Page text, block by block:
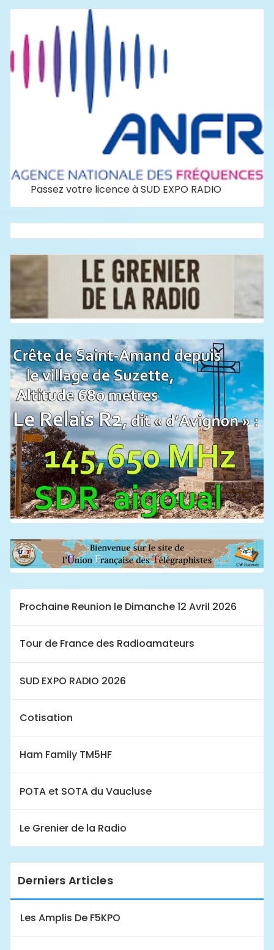
Passez votre licence à SUD EXPO RADIO
Prochaine Reunion le Dimanche 12 Avril 2026
Tour de France des Radioamateurs
SUD EXPO RADIO 2026
Cotisation
Ham Family TM5HF
POTA et SOTA du Vaucluse
Le Grenier de la Radio
Derniers Articles
Les Amplis De F5KPO